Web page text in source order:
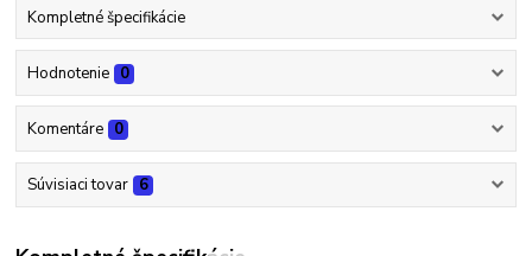
Kompletné špecifikácie
Hodnotenie 0
Komentáre 0
Súvisiaci tovar 6